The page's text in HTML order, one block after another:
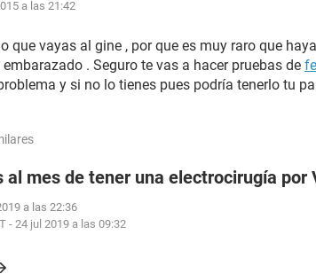
a las 21:42
que vayas al gine , por que es muy raro que
. Seguro te vas a hacer pruebas de
y si no lo tienes pues podría tenerlo tu
al mes de tener una electrocirugía por
a las 22:36
- 24 jul 2019 a las 09:32